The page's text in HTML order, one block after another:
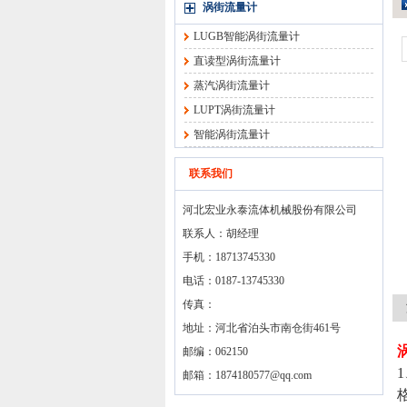
涡街流量计
LUGB智能涡街流量计
直读型涡街流量计
蒸汽涡街流量计
LUPT涡街流量计
智能涡街流量计
联系我们
河北宏业永泰流体机械股份有限公司
联系人：胡经理
手机：18713745330
电话：0187-13745330
传真：
地址：河北省泊头市南仓街461号
邮编：062150
邮箱： 1874180577@qq.com